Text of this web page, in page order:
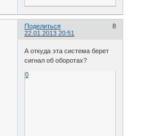
Поделиться
8
22.01.2013 20:51
А откуда эта система берет
сигнал об оборотах?
0